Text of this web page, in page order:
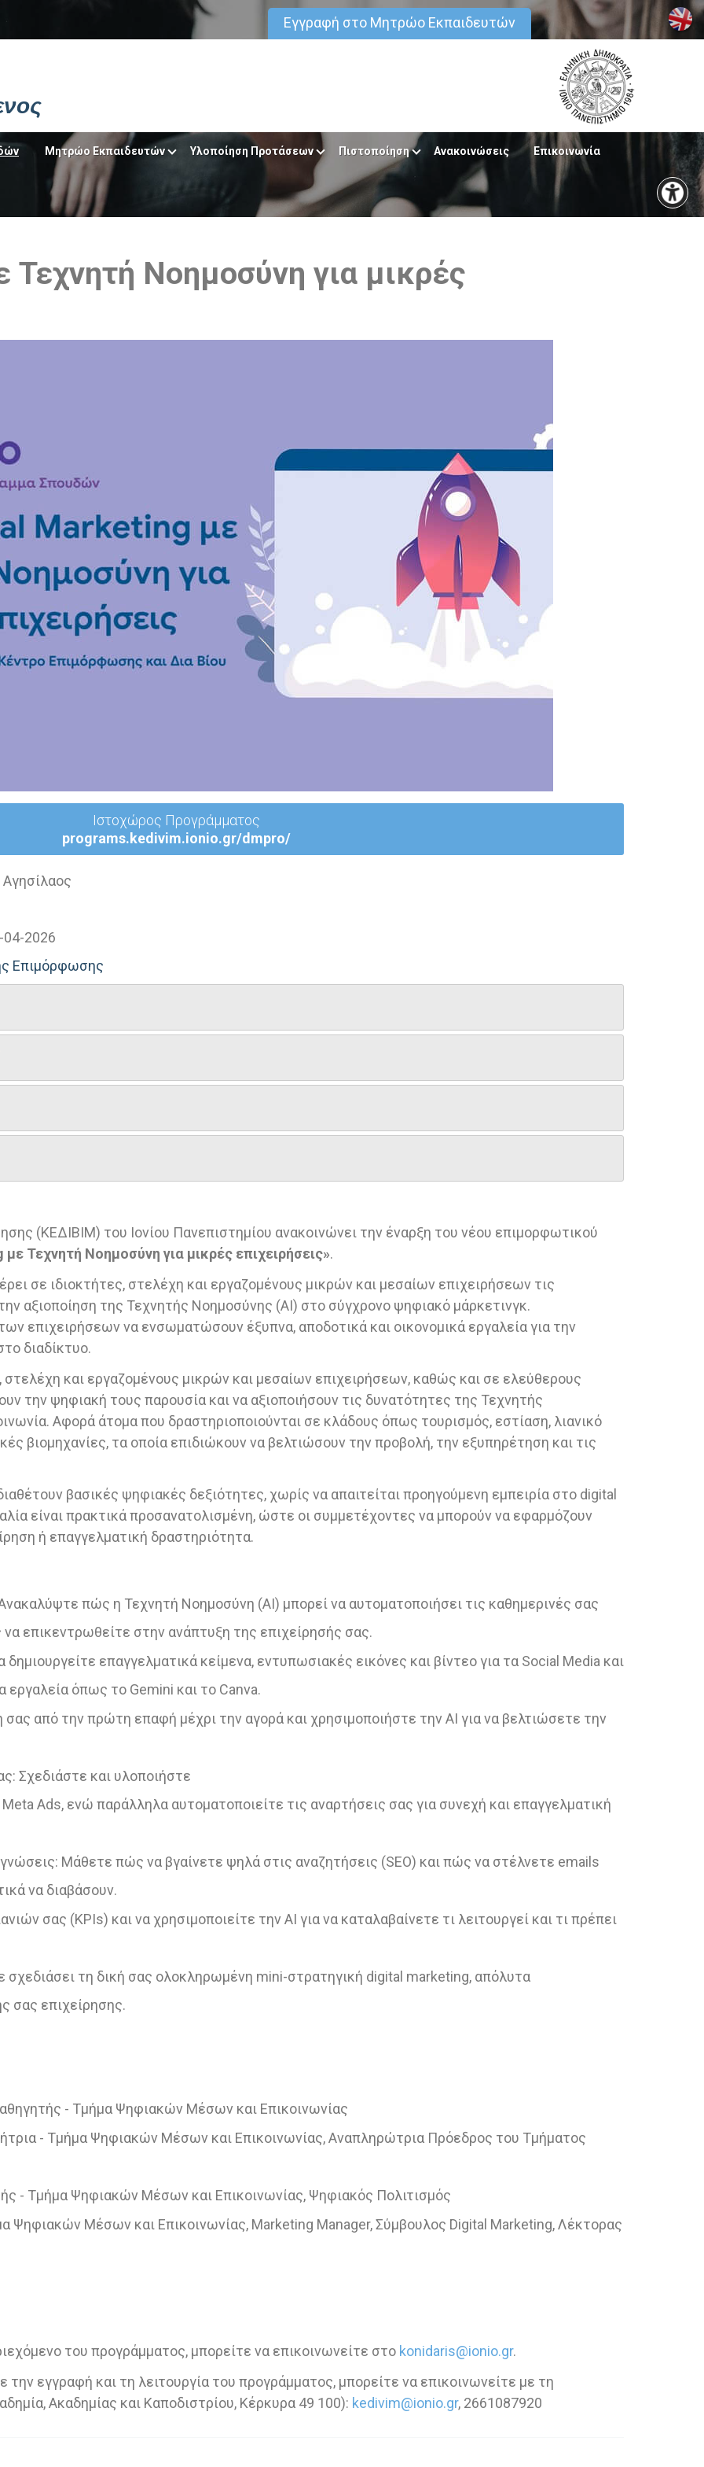
Μητρώο Εκπαιδευτών Υλοποίηση Προτάσεων Πιστοποίηση Ανακοινώσεις Επικοινωνία
Εγγραφή στο Μητρώο Εκπαιδευτών
Νοημοσύνη για μικρές
Ιστοχώρος Προγράμματος
programs.kedivim.ionio.gr/dmpro/
2026
Επιμόρφωσης
(ΚΕΔΙΒΙΜ) του Ιονίου Πανεπιστημίου ανακοινώνει την έναρξη του νέου επιμορφωτικού
Τεχνητή Νοημοσύνη για μικρές επιχειρήσεις».
σε ιδιοκτήτες, στελέχη και εργαζομένους μικρών και μεσαίων επιχειρήσεων τις
αξιοποίηση της Τεχνητής Νοημοσύνης (AI) στο σύγχρονο ψηφιακό μάρκετινγκ.
επιχειρήσεων να ενσωματώσουν έξυπνα, αποδοτικά και οικονομικά εργαλεία για την
διαδίκτυο.
και εργαζομένους μικρών και μεσαίων επιχειρήσεων, καθώς και σε ελεύθερους
την ψηφιακή τους παρουσία και να αξιοποιήσουν τις δυνατότητες της Τεχνητής
Αφορά άτομα που δραστηριοποιούνται σε κλάδους όπως τουρισμός, εστίαση, λιανικό
βιομηχανίες, τα οποία επιδιώκουν να βελτιώσουν την προβολή, την εξυπηρέτηση και τις
βασικές ψηφιακές δεξιότητες, χωρίς να απαιτείται προηγούμενη εμπειρία στο digital
είναι πρακτικά προσανατολισμένη, ώστε οι συμμετέχοντες να μπορούν να εφαρμόζουν
ή επαγγελματική δραστηριότητα.
πώς η Τεχνητή Νοημοσύνη (AI) μπορεί να αυτοματοποιήσει τις καθημερινές σας
επικεντρωθείτε στην ανάπτυξη της επιχείρησής σας.
επαγγελματικά κείμενα, εντυπωσιακές εικόνες και βίντεο για τα Social Media και
όπως το Gemini και το Canva.
από την πρώτη επαφή μέχρι την αγορά και χρησιμοποιήστε την AI για να βελτιώσετε την
Σχεδιάστε και υλοποιήστε
Ads, ενώ παράλληλα αυτοματοποιείτε τις αναρτήσεις σας για συνεχή και επαγγελματική
Μάθετε πώς να βγαίνετε ψηλά στις αναζητήσεις (SEO) και πώς να στέλνετε emails
να διαβάσουν.
σας (KPIs) και να χρησιμοποιείτε την AI για να καταλαβαίνετε τι λειτουργεί και τι πρέπει
τη δική σας ολοκληρωμένη mini-στρατηγική digital marketing, απόλυτα
σας επιχείρησης.
- Τμήμα Ψηφιακών Μέσων και Επικοινωνίας
- Τμήμα Ψηφιακών Μέσων και Επικοινωνίας, Αναπληρώτρια Πρόεδρος του Τμήματος
- Τμήμα Ψηφιακών Μέσων και Επικοινωνίας, Ψηφιακός Πολιτισμός
Ψηφιακών Μέσων και Επικοινωνίας, Marketing Manager, Σύμβουλος Digital Marketing, Λέκτορας
του προγράμματος, μπορείτε να επικοινωνείτε στο konidaris@ionio.gr.
εγγραφή και τη λειτουργία του προγράμματος, μπορείτε να επικοινωνείτε με τη
Ακαδημίας και Καποδιστρίου, Κέρκυρα 49 100): kedivim@ionio.gr, 2661087920